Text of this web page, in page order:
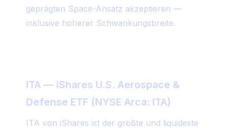
geprägten Space-Ansatz akzeptieren —
inklusive höherer Schwankungsbreite.
ITA — iShares U.S. Aerospace &
Defense ETF (NYSE Arca: ITA)
ITA von iShares ist der größte und liquideste